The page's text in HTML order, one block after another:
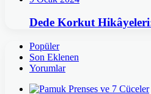
Dede Korkut
Popüler
Son Eklenen
Yorumlar